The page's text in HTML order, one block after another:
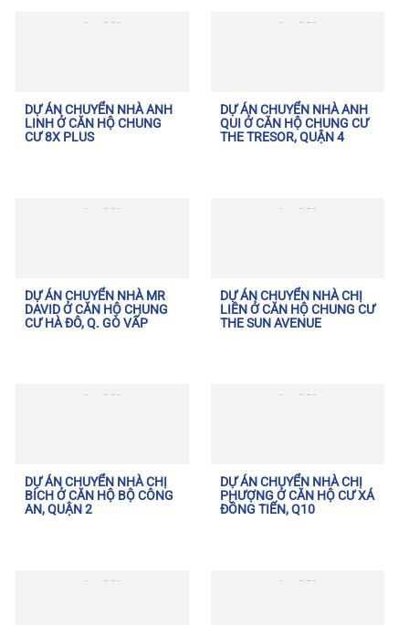
DỰ ÁN CHUYỂN NHÀ ANH
LINH Ở CĂN HỘ CHUNG
CƯ 8X PLUS
DỰ ÁN CHUYỂN NHÀ ANH
QUI Ở CĂN HỘ CHUNG CƯ
THE TRESOR, QUẬN 4
DỰ ÁN CHUYỂN NHÀ MR
DAVID Ở CĂN HỘ CHUNG
CƯ HÀ ĐÔ, Q. GÒ VẤP
DỰ ÁN CHUYỂN NHÀ CHỊ
LIÊN Ở CĂN HỘ CHUNG CƯ
THE SUN AVENUE
DỰ ÁN CHUYỂN NHÀ CHỊ
BÍCH Ở CĂN HỘ BỘ CÔNG
AN, QUẬN 2
DỰ ÁN CHUYỂN NHÀ CHỊ
PHƯỢNG Ở CĂN HỘ CƯ XÁ
ĐỒNG TIẾN, Q10